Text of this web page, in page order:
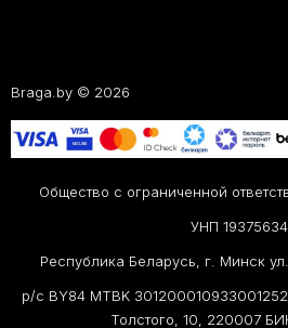
Braga.by © 2026
Общество с ограниченной
УНП
Республика Беларусь, г. Минск
р/с BY84 MTBK
Толстого, 10, 220007